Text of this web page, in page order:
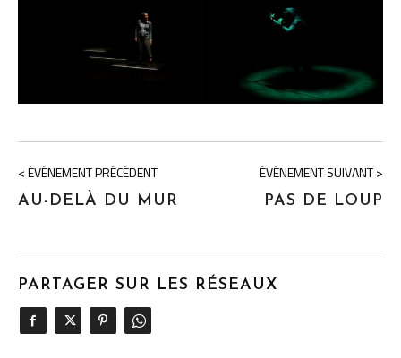
< ÉVÉNEMENT PRÉCÉDENT
AU-DELÀ DU MUR
ÉVÉNEMENT SUIVANT >
PAS DE LOUP
PARTAGER SUR LES RÉSEAUX